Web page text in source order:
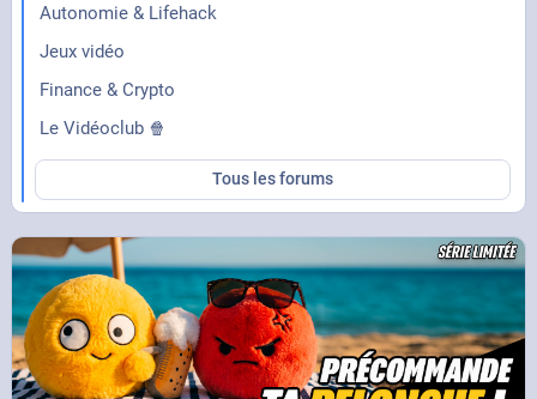
Autonomie & Lifehack
Jeux vidéo
Finance & Crypto
Le Vidéoclub 🍿
Tous les forums